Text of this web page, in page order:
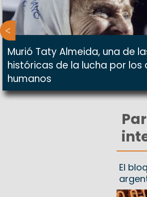
Murió Taty Almeida, una de
históricas de la lucha por los
humanos
El